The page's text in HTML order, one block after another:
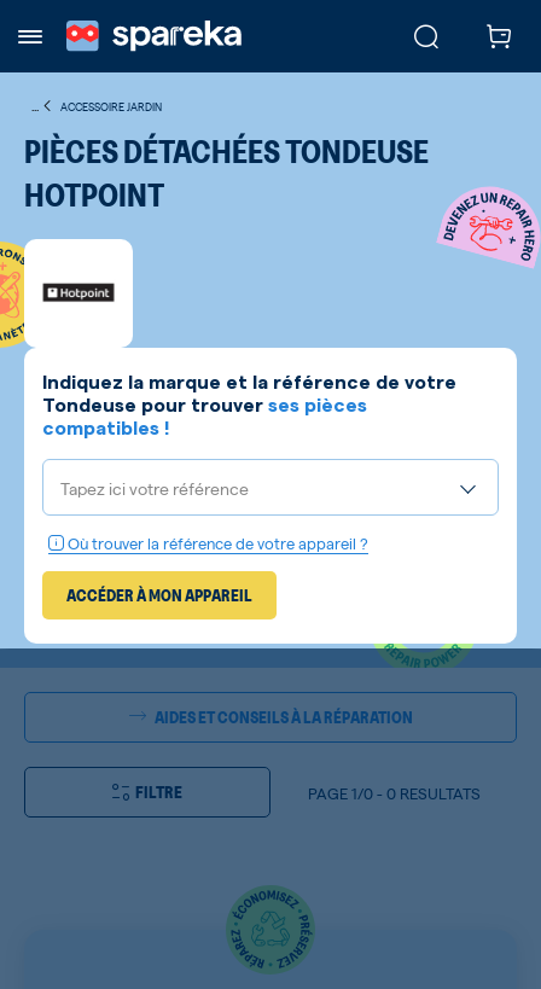
ACCESSOIRE JARDIN
PIÈCES DÉTACHÉES TONDEUSE
HOTPOINT
Indiquez la marque et la référence de votre
Tondeuse pour trouver ses pièces
compatibles !
Tapez ici votre référence
Où trouver la référence de votre appareil ?
ACCÉDER À MON APPAREIL
AIDES ET CONSEILS À LA RÉPARATION
FILTRE PAGE 1/0- 0 RESULTATS